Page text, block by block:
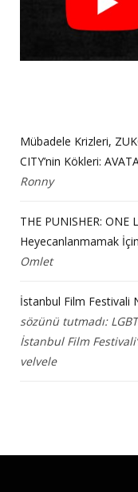
Mübadele Krizleri,
CITY’nin Kökleri:
Ronny
THE PUNISHER: ONE
Heyecanlanmamak
Omlet
İstanbul Film Festivali
sözünü tutmadı:
İstanbul Film
velvele